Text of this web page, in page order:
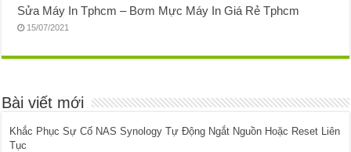
Sửa Máy In Tphcm – Bơm Mực Máy In Giá Rẻ Tphcm
15/07/2021
Bài viết mới
Khắc Phục Sự Cố NAS Synology Tự Động Ngắt Nguồn Hoặc Reset Liên
Tục